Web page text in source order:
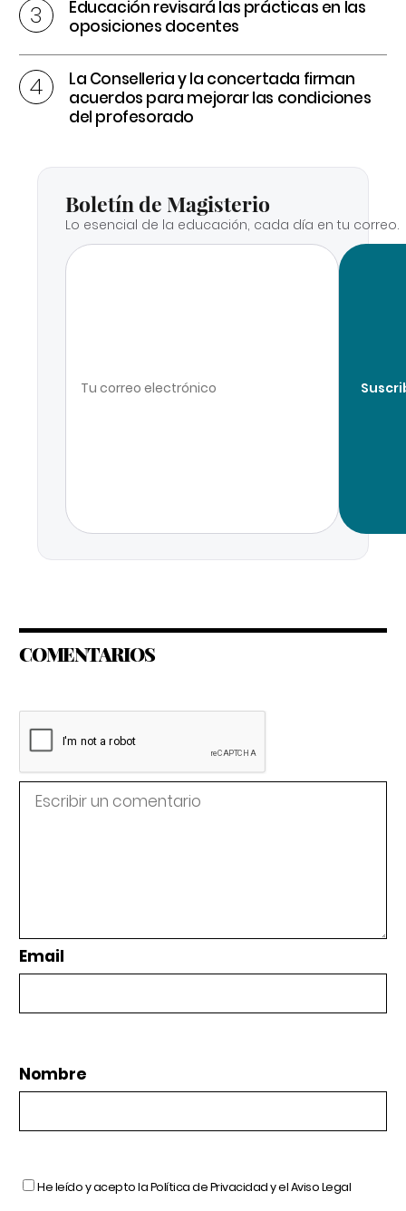
Educación revisará las prácticas en las
oposiciones docentes
La Conselleria y la concertada firman
acuerdos para mejorar las condiciones
del profesorado
Boletín de Magisterio
Lo esencial de la educación, cada día en tu correo.
COMENTARIOS
Email
Nombre
He leído y acepto laPolítica de Privacidady elAviso Legal